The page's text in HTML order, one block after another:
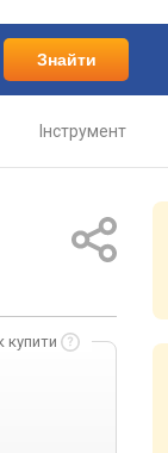
Знайти
Інструмент
купити